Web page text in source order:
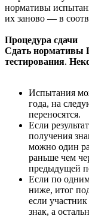
нормативы
их заново — в
Процедура сдачи
Сдать нормативы
тестирования.
Испытания
года, на
переносятся.
Если
получения
можно один
раньше чем
предыдущей
Если по
ниже, итог
если
знак, а